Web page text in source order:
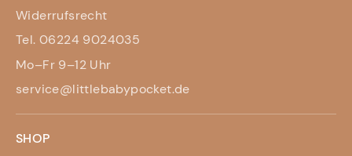
Widerrufsrecht
Tel. 06224 9024035
Mo–Fr 9–12 Uhr
service@littlebabypocket.de
SHOP